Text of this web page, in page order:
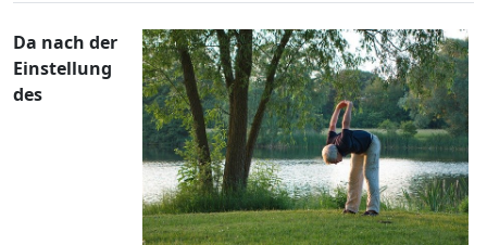
Da nach der
Einstellung
des